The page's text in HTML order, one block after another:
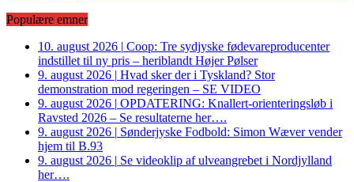
Populære emner
10. august 2026 | Coop: Tre sydjyske fødevareproducenter
indstillet til ny pris – heriblandt Højer Pølser
9. august 2026 | Hvad sker der i Tyskland? Stor
demonstration mod regeringen – SE VIDEO
9. august 2026 | OPDATERING: Knallert-orienteringsløb i
Ravsted 2026 – Se resultaterne her….
9. august 2026 | Sønderjyske Fodbold: Simon Wæver vender
hjem til B.93
9. august 2026 | Se videoklip af ulveangrebet i Nordjylland
her….